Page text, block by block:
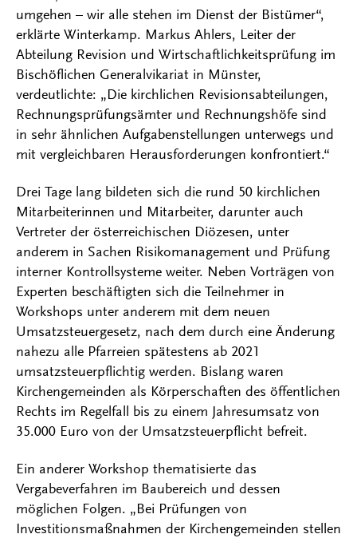
umgehen – wir alle stehen im Dienst der Bistümer“,
erklärte Winterkamp. Markus Ahlers, Leiter der
Abteilung Revision und Wirtschaftlichkeitsprüfung im
Bischöflichen Generalvikariat in Münster,
verdeutlichte: „Die kirchlichen Revisionsabteilungen,
Rechnungsprüfungsämter und Rechnungshöfe sind
in sehr ähnlichen Aufgabenstellungen unterwegs und
mit vergleichbaren Herausforderungen konfrontiert.“
Drei Tage lang bildeten sich die rund 50 kirchlichen
Mitarbeiterinnen und Mitarbeiter, darunter auch
Vertreter der österreichischen Diözesen, unter
anderem in Sachen Risikomanagement und Prüfung
interner Kontrollsysteme weiter. Neben Vorträgen von
Experten beschäftigten sich die Teilnehmer in
Workshops unter anderem mit dem neuen
Umsatzsteuergesetz, nach dem durch eine Änderung
nahezu alle Pfarreien spätestens ab 2021
umsatzsteuerpflichtig werden. Bislang waren
Kirchengemeinden als Körperschaften des öffentlichen
Rechts im Regelfall bis zu einem Jahresumsatz von
35.000 Euro von der Umsatzsteuerpflicht befreit.
Ein anderer Workshop thematisierte das
Vergabeverfahren im Baubereich und dessen
möglichen Folgen. „Bei Prüfungen von
Investitionsmaßnahmen der Kirchengemeinden stellen